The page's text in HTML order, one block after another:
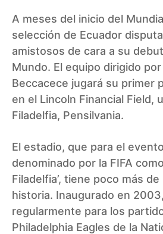
A meses del inicio del
selección de Ecuador
amistosos de cara a su
Mundo. El equipo dirigido
Beccacece jugará su primer
en el Lincoln Financial Field,
Filadelfia, Pensilvania.
El estadio, que para el
denominado por la FIFA
Filadelfia’, tiene poco más
historia. Inaugurado en
regularmente para los
Philadelphia Eagles de la